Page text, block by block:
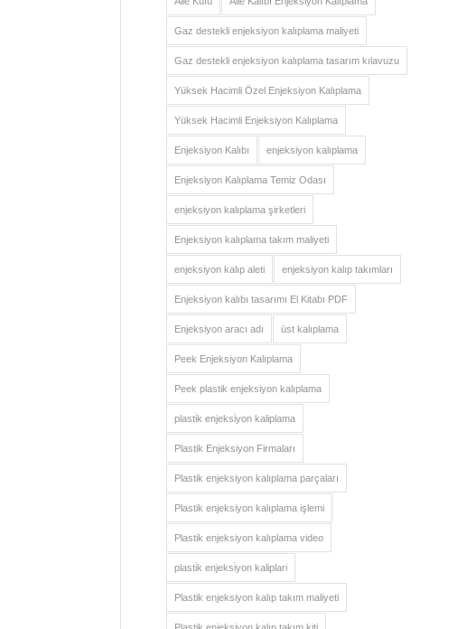
Gaz destekli enjeksiyon kalıplama maliyeti
Gaz destekli enjeksiyon kalıplama tasarım kılavuzu
Yüksek Hacimli Özel Enjeksiyon Kalıplama
Yüksek Hacimli Enjeksiyon Kalıplama
Enjeksiyon Kalıbı enjeksiyon kalıplama
Enjeksiyon Kalıplama Temiz Odası
enjeksiyon kalıplama şirketleri
Enjeksiyon kalıplama takım maliyeti
enjeksiyon kalıp aleti enjeksiyon kalıp takımları
Enjeksiyon kalıbı tasarımı El Kitabı PDF
Enjeksiyon aracı adı üst kalıplama
Peek Enjeksiyon Kalıplama
Peek plastik enjeksiyon kalıplama
plasti̇k enjeksi̇yon kaliplama
Plastik Enjeksiyon Firmaları
Plastik enjeksiyon kalıplama parçaları
Plastik enjeksiyon kalıplama işlemi
Plastik enjeksiyon kalıplama video
plasti̇k enjeksi̇yon kaliplari
Plastik enjeksiyon kalıp takım maliyeti